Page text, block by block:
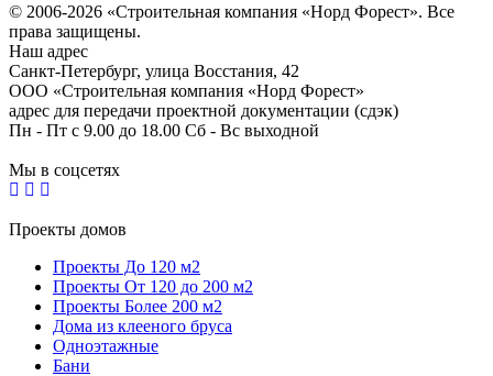
© 2006-2026 «Строительная компания «Норд Форест». Все
права защищены.
Наш адрес
​Санкт-Петербург, улица Восстания, 42
ООО «Строительная компания «Норд Форест»
адрес для передачи проектной документации (сдэк)
Пн - Пт с 9.00 до 18.00 Сб - Вс выходной
Мы в соцсетях
Проекты домов
Проекты До 120 м2
Проекты От 120 до 200 м2
Проекты Более 200 м2
Дома из клееного бруса
Одноэтажные
Бани